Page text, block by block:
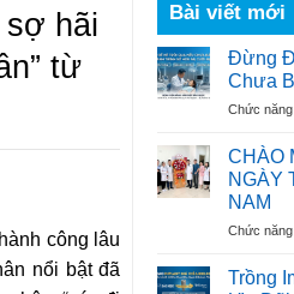
sợ hãi
từ
công lâu
nổi bật đã
Bài viết mới
Đừng
Chưa
Chức
CHÀO
NGÀY
NAM
Chức
Trồng